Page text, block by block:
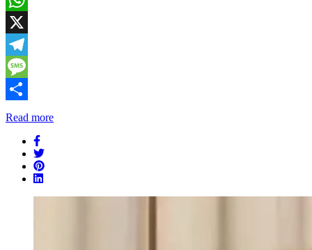
WhatsApp
X
Telegram
Message
Share
Read more